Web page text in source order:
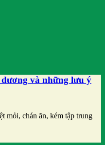
và những lưu ý
mỏi, chán ăn, kém tập trung